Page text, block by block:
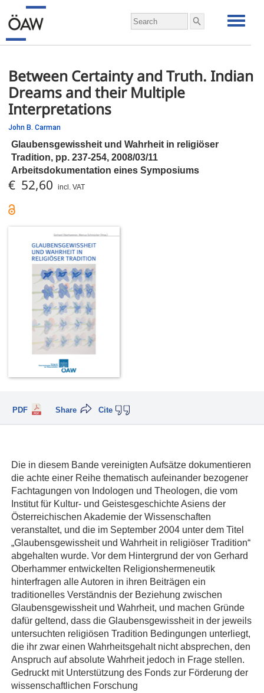
Between Certainty and Truth. Indian
Dreams and their Multiple
Interpretations
John B. Carman
Glaubensgewissheit und Wahrheit in religiöser
Tradition, pp. 237-254, 2008/03/11
Arbeitsdokumentation eines Symposiums
€ 52,60 incl. VAT
PDF Cite
Share
Die in diesem Bande vereinigten Aufsätze dokumentieren
die achte einer Reihe thematisch aufeinander bezogener
Fachtagungen von Indologen und Theologen, die vom
Institut für Kultur- und Geistesgeschichte Asiens der
Österreichischen Akademie der Wissenschaften
veranstaltet, und die im September 2004 unter dem Titel
„Glaubensgewissheit und Wahrheit in religiöser Tradition“
abgehalten wurde. Vor dem Hintergrund der von Gerhard
Oberhammer entwickelten Religionshermeneutik
hinterfragen alle Autoren in ihren Beiträgen ein
traditionelles Verständnis der Beziehung zwischen
Glaubensgewissheit und Wahrheit, und machen Gründe
dafür geltend, dass die Glaubensgewissheit in der jeweils
untersuchten religiösen Tradition Bedingungen unterliegt,
die ihr zwar einen Wahrheitsgehalt nicht absprechen, den
Anspruch auf absolute Wahrheit jedoch in Frage stellen.
Gedruckt mit Unterstützung des Fonds zur Förderung der
wissenschaftlichen Forschung